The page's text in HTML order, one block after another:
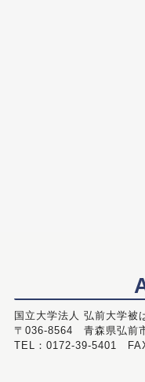
国立大学法人 弘前大学被
〒036-8564 青森県弘前
TEL：0172-39-5401